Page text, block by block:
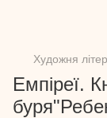
Художня
Емпіреї.